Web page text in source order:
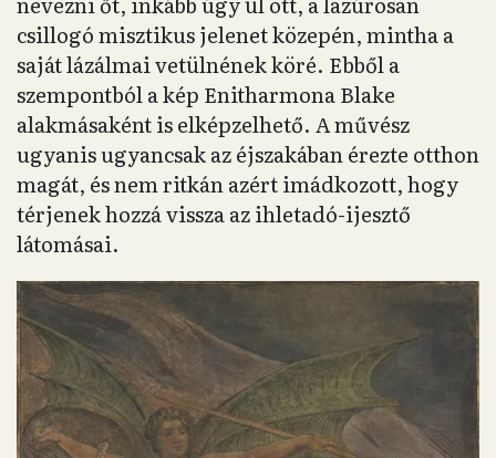
csillogó misztikus jelenet közepén, mintha a
saját lázálmai vetülnének köré. Ebből a
szempontból a kép Enitharmona Blake
alakmásaként is elképzelhető. A művész
ugyanis ugyancsak az éjszakában érezte otthon
magát, és nem ritkán azért imádkozott, hogy
térjenek hozzá vissza az ihletadó-ijesztő
látomásai.